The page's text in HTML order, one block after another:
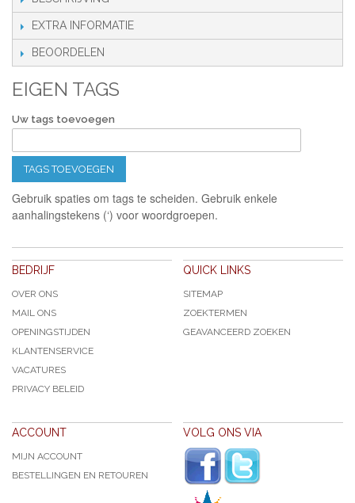
EXTRA INFORMATIE
BEOORDELEN
EIGEN TAGS
Uw tags toevoegen
TAGS TOEVOEGEN
Gebruik spaties om tags te scheiden. Gebruik enkele
aanhalingstekens (‘) voor woordgroepen.
BEDRIJF
OVER ONS
MAIL ONS
OPENINGSTIJDEN
KLANTENSERVICE
VACATURES
PRIVACY BELEID
QUICK LINKS
SITEMAP
ZOEKTERMEN
GEAVANCEERD ZOEKEN
ACCOUNT
MIJN ACCOUNT
BESTELLINGEN EN RETOUREN
VOLG ONS VIA